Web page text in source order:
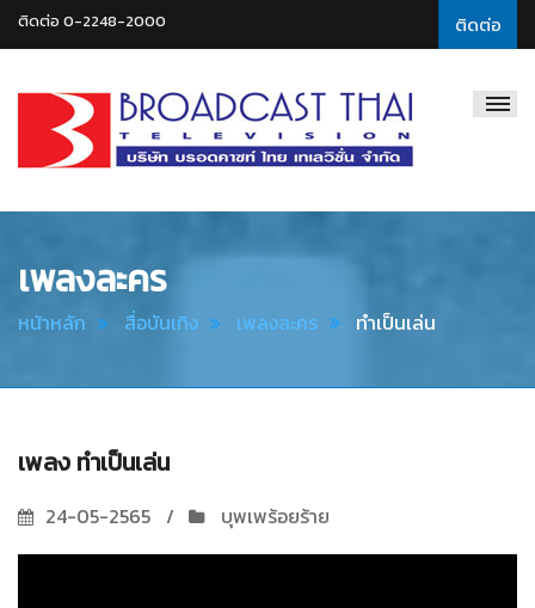
ติดต่อ
ติดต่อ 0-2248-2000
Thai
เพลงละคร
หน้าหลัก สื่อบันเทิง เพลงละคร ทำเป็นเล่น
เพลง ทำเป็นเล่น
24-05-2565 บุพเพร้อยร้าย